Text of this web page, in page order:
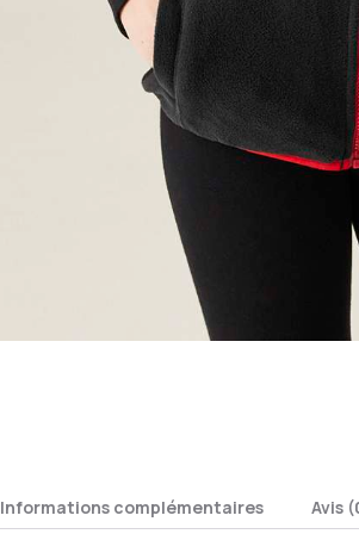
Informations complémentaires Avis